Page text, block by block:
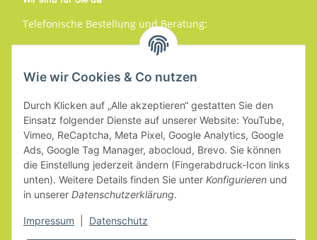
Telefonische Bestellung und Beratung:
+49 (0) 3863 5489944
Mo.-Fr. 9-16 Uhr
Service
Gesetzliche Informationen
Informationen
Vertrag widerrufen
Wie wir Cookies & Co nutzen
Durch Klicken auf „Alle akzeptieren“ gestatten Sie den
Einsatz folgender Dienste auf unserer Website: YouTube,
Vimeo, ReCaptcha, Meta Pixel, Google Analytics, Google
Ads, Google Tag Manager, abocloud, Brevo. Sie können
die Einstellung jederzeit ändern (Fingerabdruck-Icon links
unten). Weitere Details finden Sie unter Konfigurieren und
in unserer Datenschutzerklärung.
Impressum Datenschutz